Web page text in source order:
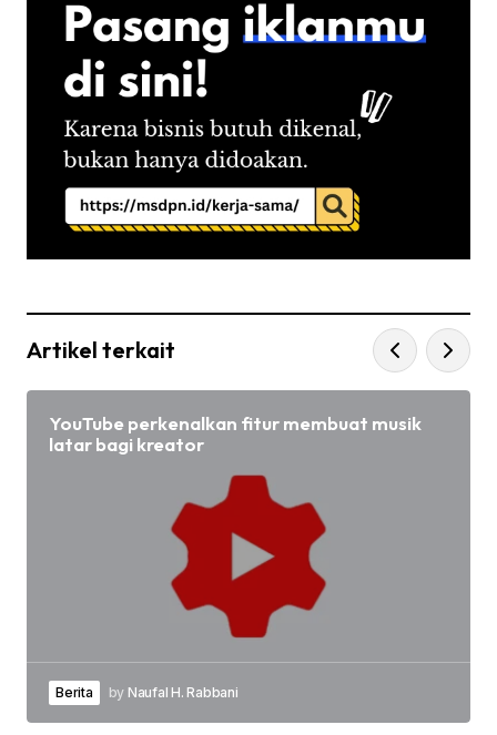
Artikel terkait
YouTube perkenalkan fitur membuat musik
latar bagi kreator
Berita by Naufal H. Rabbani